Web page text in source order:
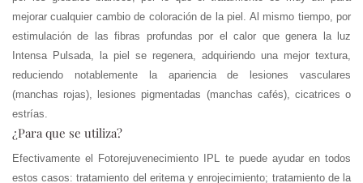
mejorar cualquier cambio de coloración de la piel. Al mismo tiempo, por
estimulación de las fibras profundas por el calor que genera la luz
Intensa Pulsada, la piel se regenera, adquiriendo una mejor textura,
reduciendo notablemente la apariencia de lesiones vasculares
(manchas rojas), lesiones pigmentadas (manchas cafés), cicatrices o
estrías.
¿Para que se utiliza?
Efectivamente el Fotorejuvenecimiento IPL te puede ayudar en todos
estos casos: tratamiento del eritema y enrojecimiento; tratamiento de la